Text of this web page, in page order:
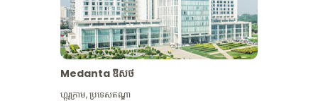
Medanta ឱសថ
ហ្គូរូក្រាម,ប្រទេសឥណ្ឌា